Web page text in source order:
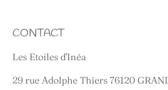
CONTACT
Les Etoiles d'Inéa
29 rue Adolphe Thiers 76120